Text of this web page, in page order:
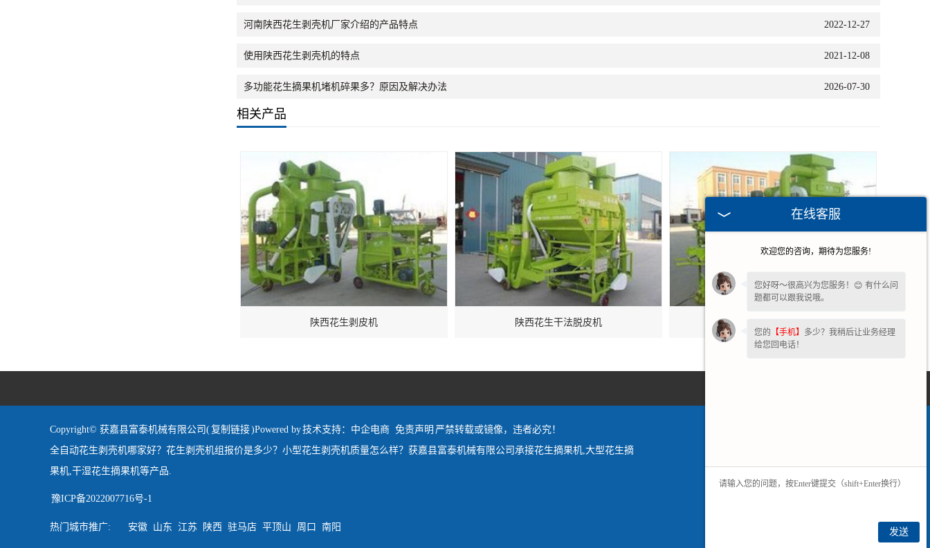
2022-12-27
河南陕西花生剥壳机厂家介绍的产品特点
2021-12-08
使用陕西花生剥壳机的特点
2026-07-30
多功能花生摘果机堵机碎果多？原因及解决办法
相关产品
陕西花生剥皮机 陕西花生干法脱皮机
Copyright© 获嘉县富泰机械有限公司(复制链接)Powered by技术支持：中企电商 免责声明 严禁转载或镜像，违者必究！
全自动花生剥壳机哪家好？花生剥壳机组报价是多少？小型花生剥壳机质量怎么样？获嘉县富泰机械有限公司承接花生摘果机,大型花生摘
果机,干湿花生摘果机等产品.
豫ICP备2022007716号-1
热门城市推广: 安徽 山东 江苏 陕西 驻马店 平顶山 周口 南阳
在线客服
欢迎您的咨询，期待为您服务!
您好呀～很高兴为您服务！😊 有什么问
题都可以跟我说哦。
您的 【手机】 多少？我稍后让业务经理
给您回电话！
发送